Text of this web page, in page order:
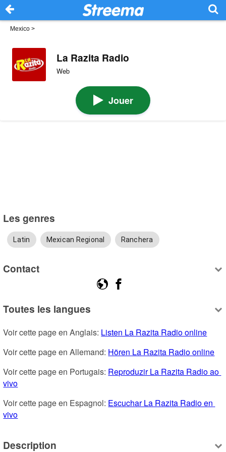
Mexico >
La Razita Radio
Web
Jouer
Les genres
Latin Mexican Regional Ranchera
Contact
Toutes les langues
Voir cette page en Anglais: Listen La Razita Radio online
Voir cette page en Allemand: Hören La Razita Radio online
Voir cette page en Portugais: Reproduzir La Razita Radio ao
vivo
Voir cette page en Espagnol: Escuchar La Razita Radio en
vivo
Description